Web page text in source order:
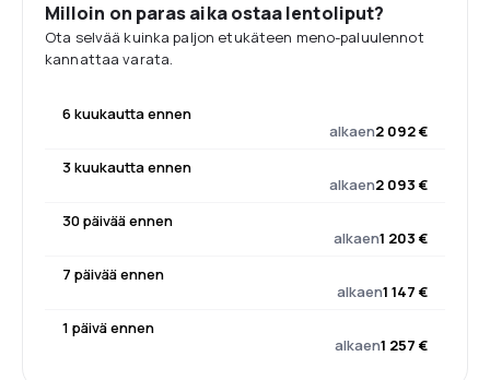
Milloin on paras aika ostaa lentoliput?
Ota selvää kuinka paljon etukäteen meno-paluulennot
kannattaa varata.
6 kuukautta ennen
alkaen2 092 €
3 kuukautta ennen
alkaen2 093 €
30 päivää ennen
alkaen1 203 €
7 päivää ennen
alkaen1 147 €
1 päivä ennen
alkaen1 257 €